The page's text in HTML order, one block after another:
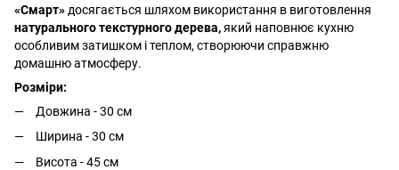
«Смарт» досягається шляхом використання в виготовлення
натурального текстурного дерева,який наповнює кухню
особливим затишком і теплом, створюючи справжню
домашню атмосферу.
Розміри:
Довжина - 30 см
Ширина - 30 см
Висота - 45 см